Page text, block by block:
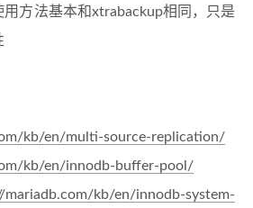
用方法基本和xtrabackup相同，只是
kb/en/multi-source-replication/
kb/en/innodb-buffer-pool/
mariadb.com/kb/en/innodb-system-